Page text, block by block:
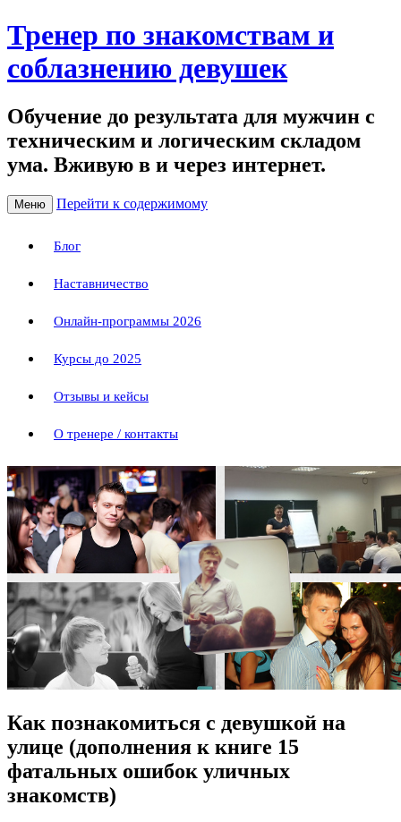
Тренер по знакомствам и
соблазнению девушек
Обучение до результата для мужчин с
техническим и логическим складом
ума. Вживую в и через интернет.
Меню Перейти к содержимому
Блог
Наставничество
Онлайн-программы 2026
Курсы до 2025
Отзывы и кейсы
О тренере / контакты
Как познакомиться с девушкой на
улице (дополнения к книге 15
фатальных ошибок уличных
знакомств)